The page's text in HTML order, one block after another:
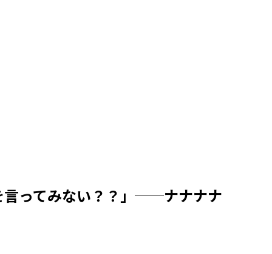
言ってみない？？」──ナナナナ